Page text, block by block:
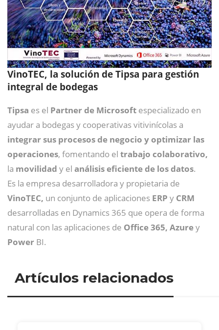
VinoTEC, la solución de Tipsa para gestión
integral de bodegas
Tipsa es el Partner de Microsoft especializado en
ayudar a bodegas y cooperativas vitivinícolas a
integrar sus procesos de negocio y optimizar las
operaciones, fomentando el trabajo colaborativo,
la movilidad y el análisis eficiente de los datos.
Es la empresa desarrolladora y propietaria de
VinoTEC, un conjunto de aplicaciones ERP y CRM
desarrolladas en Dynamics 365 que opera de forma
natural con las aplicaciones de Office 365, Azurey
Power BI.
Artículos relacionados